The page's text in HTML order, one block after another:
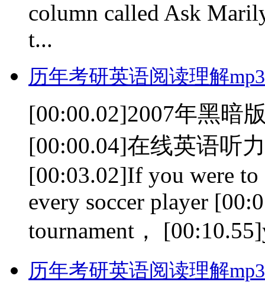
column called Ask
t...
历年考研英语阅读理解
[00:00.02]2007年黑暗
[00:00.04]在线英语听
[00:03.02]If you were to
every soccer player
tournament，
历年考研英语阅读理解